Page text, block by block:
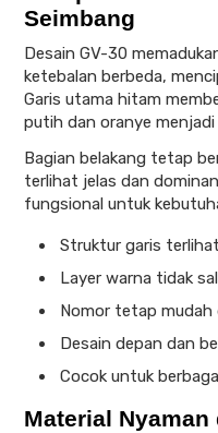
Seimbang
Desain GV-30
ketebalan berbeda,
Garis utama hitam
putih dan oranye menjadi
Bagian belakang tetap
terlihat jelas dan
fungsional untuk
Struktur garis
Layer warna tidak
Nomor tetap mudah
Desain depan dan
Cocok untuk
Material